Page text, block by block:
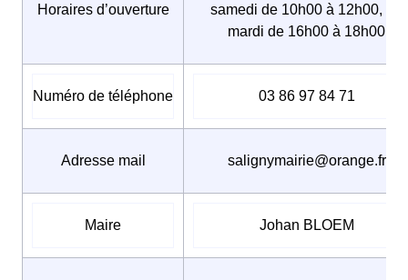
Horaires d’ouverture
samedi de 10h00 à 12h00, Le
mardi de 16h00 à 18h00
Numéro de téléphone 03 86 97 84 71
Adresse mail salignymairie@orange.fr
Maire Johan BLOEM